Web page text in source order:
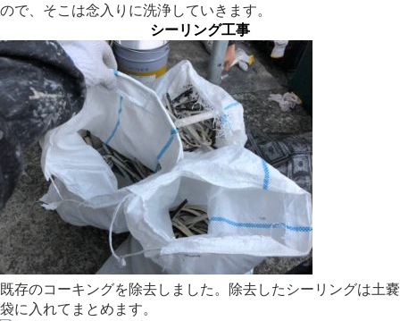
ので、そこは念入りに洗浄していきます。
シーリング工事
既存のコーキングを除去しました。除去したシーリングは土嚢
袋に入れてまとめます。